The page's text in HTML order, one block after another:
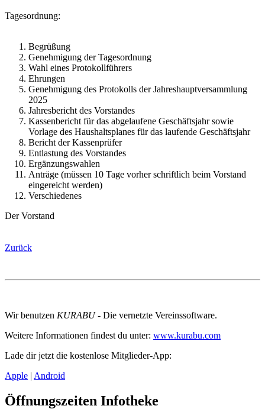
Tagesordnung:
Begrüßung
Genehmigung der Tagesordnung
Wahl eines Protokollführers
Ehrungen
Genehmigung des Protokolls der Jahreshauptversammlung
2025
Jahresbericht des Vorstandes
Kassenbericht für das abgelaufene Geschäftsjahr sowie
Vorlage des Haushaltsplanes für das laufende Geschäftsjahr
Bericht der Kassenprüfer
Entlastung des Vorstandes
Ergänzungswahlen
Anträge (müssen 10 Tage vorher schriftlich beim Vorstand
eingereicht werden)
Verschiedenes
Der Vorstand
Zurück
Wir benutzen KURABU- Die vernetzte Vereinssoftware.
Weitere Informationen findest du unter: www.kurabu.com
Lade dir jetzt die kostenlose Mitglieder-App:
Apple | Android
Öffnungszeiten Infotheke